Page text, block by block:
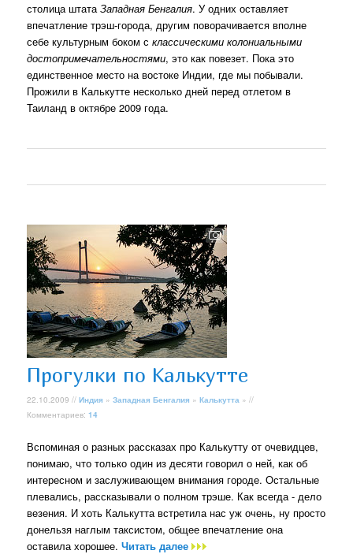
столица штатаЗападная Бенгалия. У одних оставляет
впечатление трэш-города, другим поворачивается вполне
себе культурным боком склассическими колониальными
достопримечательностями, это как повезет. Пока это
единственное место на востоке Индии, где мы побывали.
Прожили в Калькутте несколько дней перед отлетом в
Таиланд в октябре 2009 года.
Прогулки по Калькутте
22.10.2009 //Индия »Западная Бенгалия »Калькутта » //
Комментариев:14
Вспоминая о разных рассказах про Калькутту от очевидцев,
понимаю, что только один из десяти говорил о ней, как об
интересном и заслуживающем внимания городе. Остальные
плевались, рассказывали о полном трэше. Как всегда - дело
везения. И хоть Калькутта встретила нас уж очень, ну просто
донельзя наглым таксистом, общее впечатление она
оставила хорошее.Читать далее